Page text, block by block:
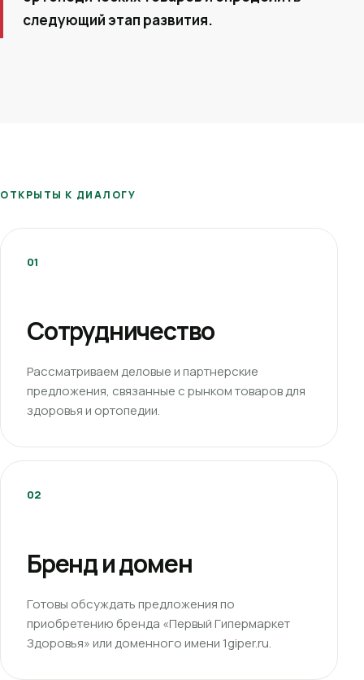
следующий этап развития.
ОТКРЫТЫ К ДИАЛОГУ
01
Сотрудничество
Рассматриваем деловые и партнерские
предложения, связанные с рынком товаров для
здоровья и ортопедии.
02
Бренд и домен
Готовы обсуждать предложения по
приобретению бренда «Первый Гипермаркет
Здоровья» или доменного имени 1giper.ru.